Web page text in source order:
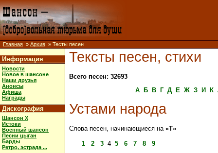
Главная » Архив » Тесты песен
Информация
Новости
Новое в шансоне
Наши друзья
Анонсы
Афиша
Награды
Дискография
Шансон X
Истоки
Военный шансон
Песни цыган
Барды
Ретро, эстрада ...
Тексты песен, стихи
Всего песен: 32693
А
Б В Г Д Е Ж З И К
Устами народа
Слова песен, начинающиеся на «Т»
1 2 3 4 5 6 7 8
9